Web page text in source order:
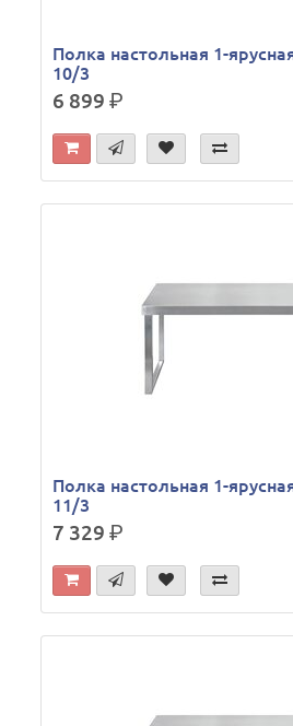
Полка настольная 1-
10/3
6 899р.
Полка настольная 1-
11/3
7 329р.